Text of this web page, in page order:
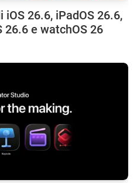
26.6, iPadOS 26.6,
26.6 e watchOS 26